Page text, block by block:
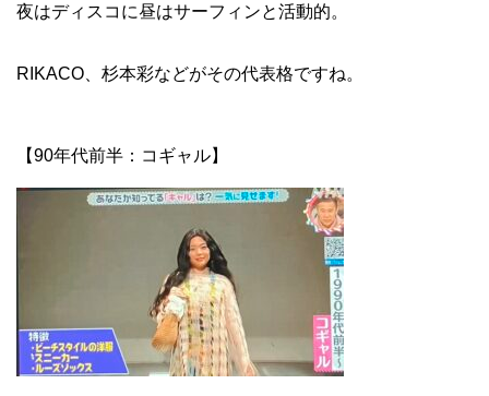
夜はディスコに昼はサーフィンと活動的。
RIKACO、杉本彩などがその代表格ですね。
【90年代前半：コギャル】